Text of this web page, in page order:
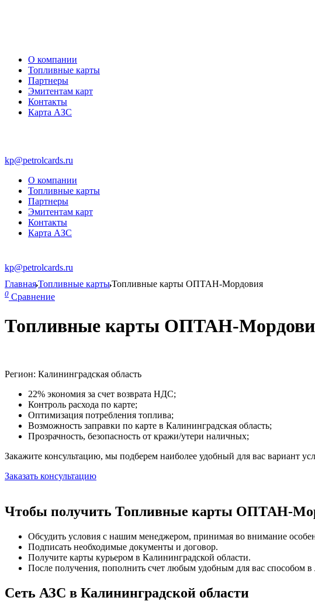
О компании
Топливные карты
Партнеры
Эмитентам карт
Контакты
Карта АЗС
kp@petrolcards.ru
О компании
Топливные карты
Партнеры
Эмитентам карт
Контакты
Карта АЗС
kp@petrolcards.ru
ГлавнаяТопливные картыТопливные карты ОПТАН-Мордовия
0 Сравнение
Топливные карты ОПТАН-
Регион: Калининградская область
22% экономия за счет возврата НДС;
Контроль расхода по карте;
Оптимизация потребления топлива;
Возможность заправки по карте в Калининградская область;
Прозрачность, безопасность от кражи/утери наличных;
Закажите консультацию, мы подберем наиболее удобный для вас вариант
Заказать консультацию
Чтобы получить Топливные карты ОПТАН-
Обсудить условия с нашим менеджером, принимая во внимание
Подписать необходимые документы и договор.
Получите карты курьером в Калининградской области.
После получения, пополнить счет любым удобным для вас способом в
Сеть АЗС в Калининградской области